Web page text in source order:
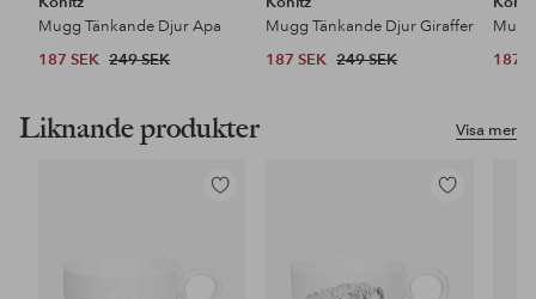
Mugg Tänkande Djur Apa
187 SEK 249 SEK
Mugg Tänkande Djur Giraffer
187 SEK 249 SEK 187
Visa mer
Liknande produkter
Lägg
Lägg